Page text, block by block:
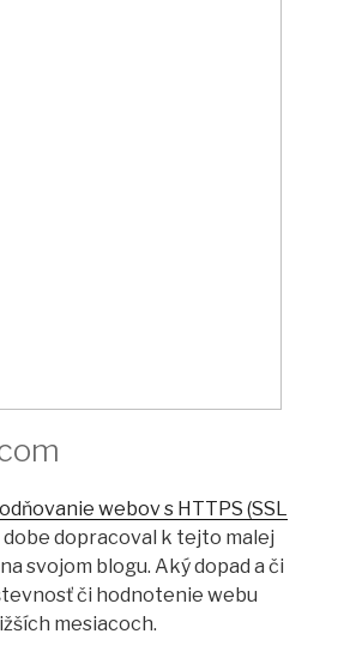
webov s HTTPS (SSL
dobe dopracoval k tejto malej
svojom blogu. Aký dopad a či
či hodnotenie webu
mesiacoch.